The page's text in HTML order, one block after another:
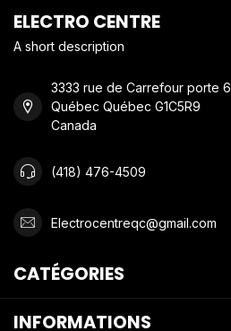
ELECTRO CENTRE
A short description
3333 rue de Carrefour porte
Québec Québec G1C5R9
Canada
(418) 476-4509
Electrocentreqc@gmail.com
CATÉGORIES
INFORMATIONS